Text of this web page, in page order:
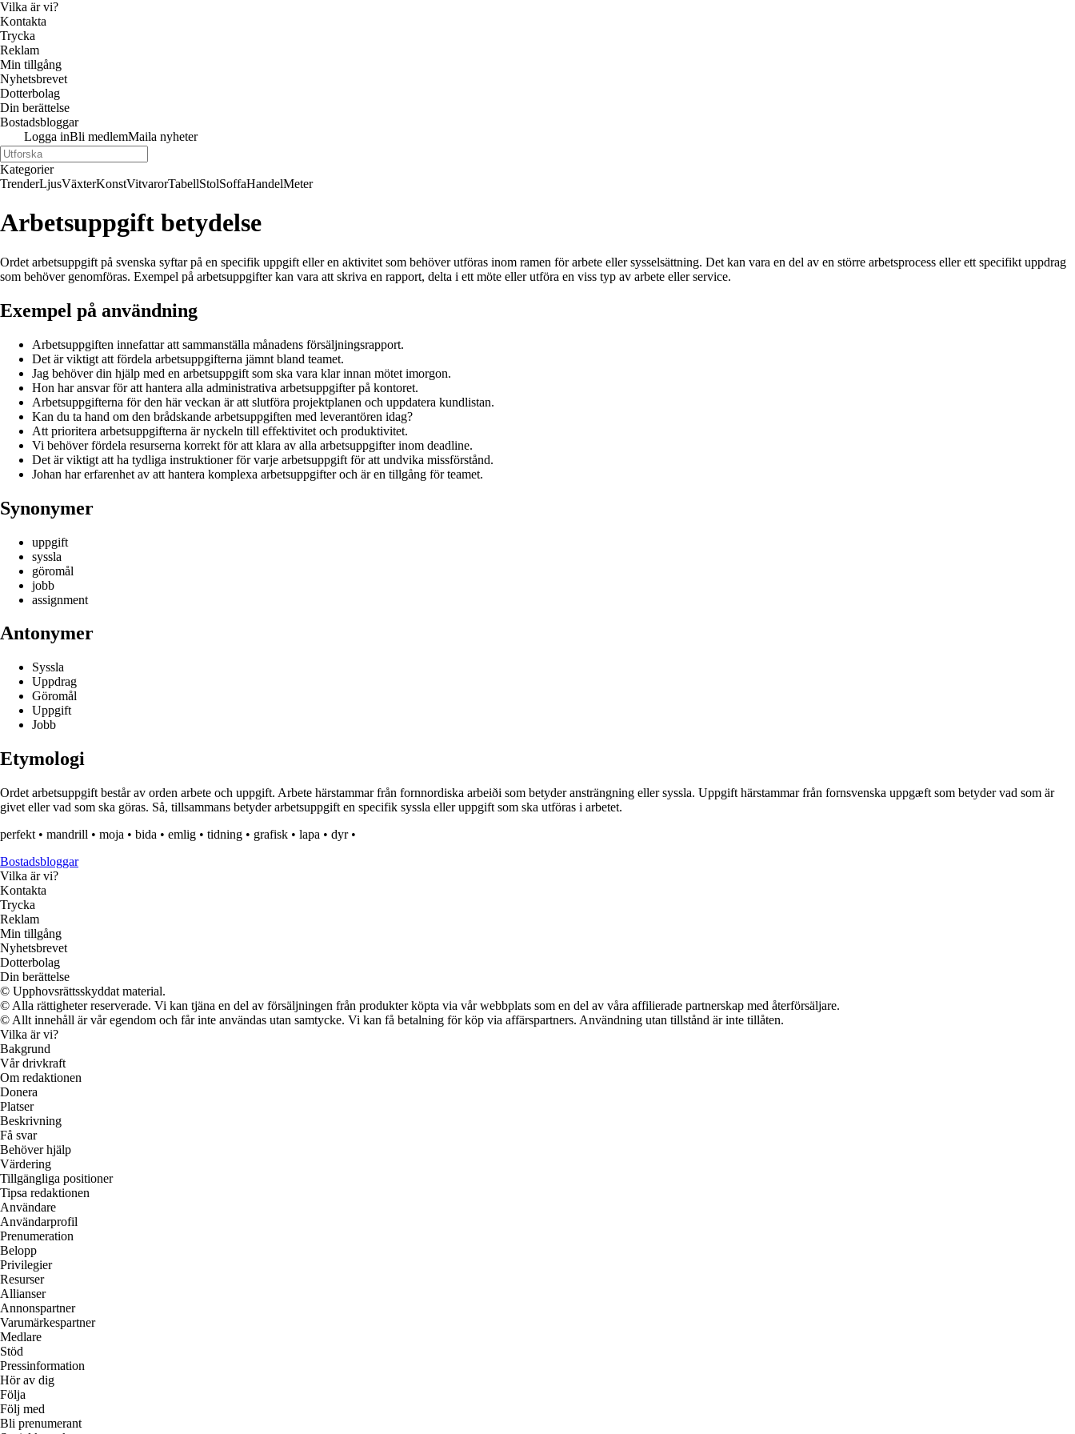
Vilka är vi?
Kontakta
Trycka
Reklam
Min tillgång
Nyhetsbrevet
Dotterbolag
Din berättelse
Bostadsbloggar
Logga inBli medlemMaila nyheter
Kategorier
TrenderLjusVäxterKonstVitvarorTabellStolSoffaHandelMeter
Arbetsuppgift betydelse
Ordet arbetsuppgift på svenska syftar på en specifik uppgift eller en aktivitet som behöver utföras inom ramen för arbete eller sysselsättning. Det kan vara en del av en större arbetsprocess eller ett specifikt uppdrag
som behöver genomföras. Exempel på arbetsuppgifter kan vara att skriva en rapport, delta i ett möte eller utföra en viss typ av arbete eller service.
Exempel på användning
Arbetsuppgiften innefattar att sammanställa månadens försäljningsrapport.
Det är viktigt att fördela arbetsuppgifterna jämnt bland teamet.
Jag behöver din hjälp med en arbetsuppgift som ska vara klar innan mötet imorgon.
Hon har ansvar för att hantera alla administrativa arbetsuppgifter på kontoret.
Arbetsuppgifterna för den här veckan är att slutföra projektplanen och uppdatera kundlistan.
Kan du ta hand om den brådskande arbetsuppgiften med leverantören idag?
Att prioritera arbetsuppgifterna är nyckeln till effektivitet och produktivitet.
Vi behöver fördela resurserna korrekt för att klara av alla arbetsuppgifter inom deadline.
Det är viktigt att ha tydliga instruktioner för varje arbetsuppgift för att undvika missförstånd.
Johan har erfarenhet av att hantera komplexa arbetsuppgifter och är en tillgång för teamet.
Synonymer
uppgift
syssla
göromål
jobb
assignment
Antonymer
Syssla
Uppdrag
Göromål
Uppgift
Jobb
Etymologi
Ordet arbetsuppgift består av orden arbete och uppgift. Arbete härstammar från fornnordiska arbeiði som betyder ansträngning eller syssla. Uppgift härstammar från fornsvenska uppgæft som betyder vad som är
givet eller vad som ska göras. Så, tillsammans betyder arbetsuppgift en specifik syssla eller uppgift som ska utföras i arbetet.
perfekt • mandrill • moja • bida • emlig • tidning • grafisk • lapa • dyr•
Bostadsbloggar
Vilka är vi?
Kontakta
Trycka
Reklam
Min tillgång
Nyhetsbrevet
Dotterbolag
Din berättelse
© Upphovsrättsskyddat material.
© Alla rättigheter reserverade. Vi kan tjäna en del av försäljningen från produkter köpta via vår webbplats som en del av våra affilierade partnerskap med återförsäljare.
© Allt innehåll är vår egendom och får inte användas utan samtycke. Vi kan få betalning för köp via affärspartners. Användning utan tillstånd är inte tillåten.
Vilka är vi?
Bakgrund
Vår drivkraft
Om redaktionen
Donera
Platser
Beskrivning
Få svar
Behöver hjälp
Värdering
Tillgängliga positioner
Tipsa redaktionen
Användare
Användarprofil
Prenumeration
Belopp
Privilegier
Resurser
Allianser
Annonspartner
Varumärkespartner
Medlare
Stöd
Pressinformation
Hör av dig
Följa
Följ med
Bli prenumerant